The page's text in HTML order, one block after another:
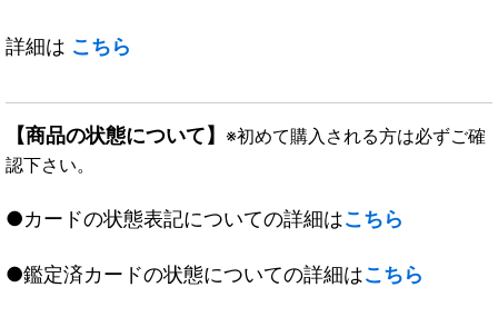
詳細は こちら
【商品の状態について】 ※初めて購入される方は必ずご確
認下さい。
●カードの状態表記についての詳細はこちら
●鑑定済カードの状態についての詳細はこちら